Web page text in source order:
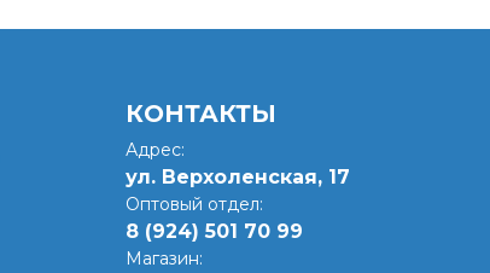
КОНТАКТЫ
Адрес:
ул. Верхоленская, 17​
Оптовый отдел:
8 (924) 501 70 99
Магазин: